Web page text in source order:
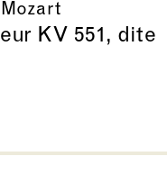
KV 551, dite